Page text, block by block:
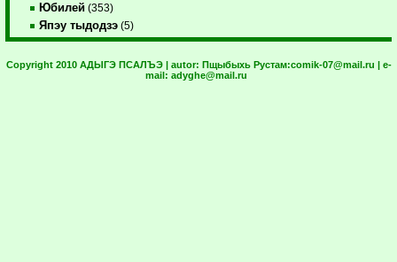
Юбилей (353)
Япэу тыдодзэ (5)
Copyright 2010 АДЫГЭ ПСАЛЪЭ | autor: Пщыбыхь Рустам:comik-07@mail.ru | e-
mail: adyghe@mail.ru